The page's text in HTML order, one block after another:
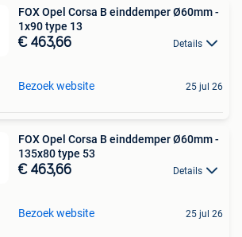
FOX Opel Corsa B einddemper Ø60mm -
1x90 type 13
€ 463,66 Details
Bezoek website 25 jul 26
FOX Opel Corsa B einddemper Ø60mm -
135x80 type 53
€ 463,66 Details
Bezoek website 25 jul 26